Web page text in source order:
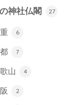
神社仏閣 27
6
7
山 4
2